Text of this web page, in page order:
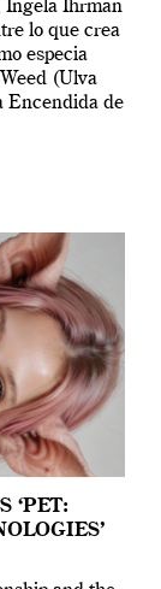
Ingela Ihrman
lo que crea
especia
(Ulva
Encendida de
‘PET: